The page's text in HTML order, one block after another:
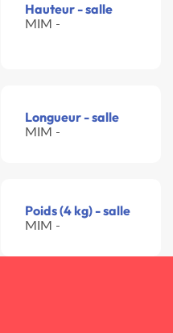
Hauteur - salle
MIM -
Longueur - salle
MIM -
Poids (4 kg) - salle
MIM -